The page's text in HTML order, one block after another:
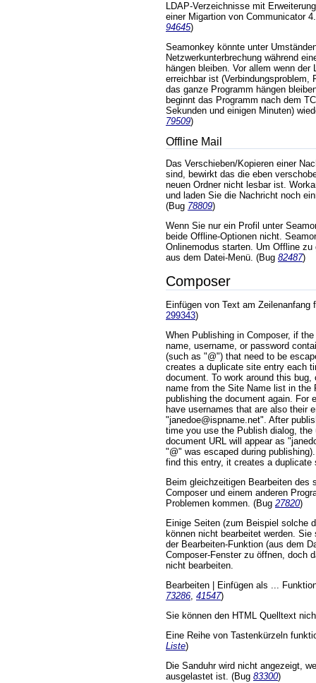
LDAP-Verzeichnisse mit
einer Migartion von Communicator
94645)
Seamonkey könnte unter
Netzwerkunterbrechung während
hängen bleiben. Vor allem wenn der
erreichbar ist (Verbindungsproblem,
das ganze Programm hängen
beginnt das Programm nach dem
Sekunden und einigen Minuten)
79509)
Offline Mail
Das Verschieben/Kopieren einer
sind, bewirkt das die eben
neuen Ordner nicht lesbar ist.
und laden Sie die Nachricht noch
(Bug 78809)
Wenn Sie nur ein Profil unter
beide Offline-Optionen nicht.
Onlinemodus starten. Um Offline zu
aus dem Datei-Menü. (Bug 82487)
Composer
Einfügen von Text am Zeilenanfang
299343)
When Publishing in Composer, if
name, username, or password
(such as "@") that need to be
creates a duplicate site entry each
document. To work around this
name from the Site Name list in the
publishing the document again. For
have usernames that are also their
"janedoe@ispname.net". After
time you use the Publish dialog, the
document URL will appear as
"@" was escaped during
find this entry, it creates a
Beim gleichzeitigen Bearbeiten des
Composer und einem anderen
Problemen kommen. (Bug 27820)
Einige Seiten (zum Beispiel solche
können nicht bearbeitet werden.
der Bearbeiten-Funktion (aus dem
Composer-Fenster zu öffnen, doch
nicht bearbeiten.
Bearbeiten | Einfügen als ...
73286 41547)
Sie können den HTML Quelltext
Eine Reihe von Tastenkürzeln
Liste)
Die Sanduhr wird nicht angezeigt,
ausgelastet ist. (Bug 83300)